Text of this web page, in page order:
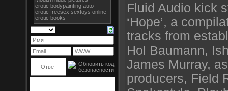
Fluid Audio kick
‘Hope’, a
tracks from
Hol Baumann,
James Murray,
producers, Field